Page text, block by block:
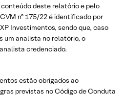
deste relatório e pelo
nº 175/22 é identificado por
Investimentos, sendo que, caso
um analista no relatório, o
credenciado.
estão obrigados ao
previstas no Código de Conduta